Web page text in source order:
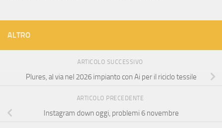
ALTRO
ARTICOLO SUCCESSIVO
Plures, al via nel 2026 impianto con Ai per il riciclo tessile
ARTICOLO PRECEDENTE
Instagram down oggi, problemi 6 novembre